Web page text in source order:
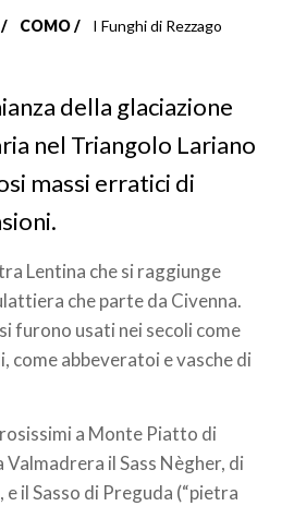
COMO I Funghi di Rezzago
della glaciazione
nel Triangolo Lariano
massi erratici di
Lentina che si raggiunge
che parte da Civenna.
furono usati nei secoli come
come abbeveratoi e vasche di
a Monte Piatto di
Valmadrera il Sass Nègher, di
il Sasso di Preguda (“pietra